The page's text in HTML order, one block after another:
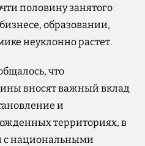
половину занятого
образовании,
неуклонно растет.
что
вносят важный вклад
и
территориях, в
с национальными